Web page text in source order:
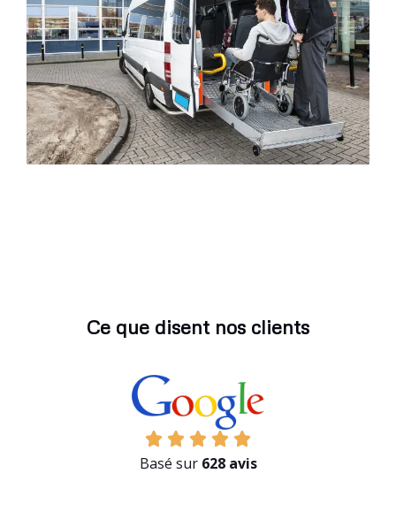
Ce que disent nos clients
Basé sur 628 avis